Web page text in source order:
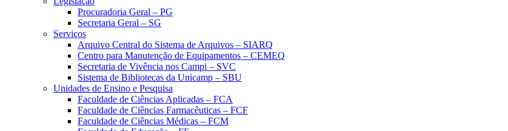
Procuradoria Geral – PG
Secretaria Geral – SG
Serviços
Arquivo Central do Sistema de Arquivos – SIARQ
Centro para Manutenção de Equipamentos – CEMEQ
Secretaria de Vivência nos Campi – SVC
Sistema de Bibliotecas da Unicamp – SBU
Unidades de Ensino e Pesquisa
Faculdade de Ciências Aplicadas – FCA
Faculdade de Ciências Farmacêuticas – FCF
Faculdade de Ciências Médicas – FCM